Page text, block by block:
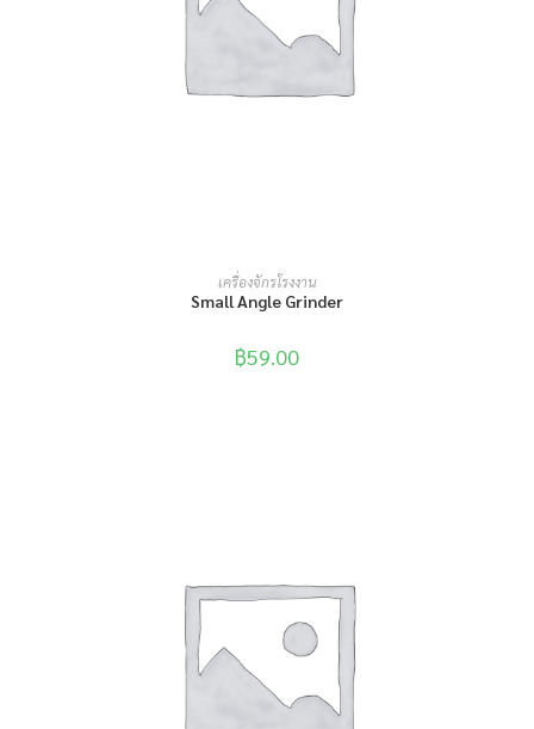
หยิบใส่ตะกร้า
เครื่องจักรโรงงาน
Small Angle Grinder
฿59.00